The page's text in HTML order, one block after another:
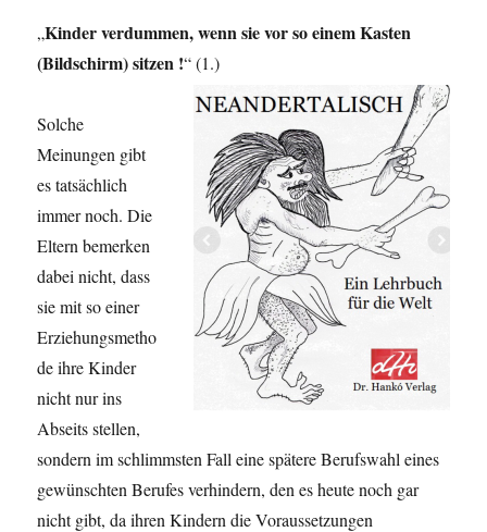
„Kinder verdummen, wenn sie vor so einem Kasten
(Bildschirm) sitzen !“ (1.)
Solche
Meinungen gibt
es tatsächlich
immer noch. Die
Eltern bemerken
dabei nicht, dass
sie mit so einer
Erziehungsmetho
de ihre Kinder
nicht nur ins
Abseits stellen,
sondern im schlimmsten Fall eine spätere Berufswahl eines
gewünschten Berufes verhindern, den es heute noch gar
nicht gibt, da ihren Kindern die Voraussetzungen